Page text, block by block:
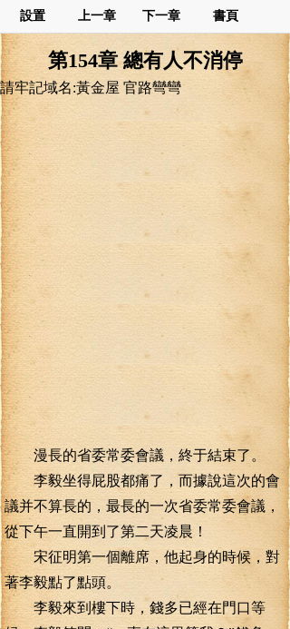
設置 上一章 下一章 書頁
第154章 總有人不消停
請牢記域名:黃金屋 官路彎彎
漫長的省委常委會議，終于結束了。
李毅坐得屁股都痛了，而據說這次的會
議并不算長的，最長的一次省委常委會議，
從下午一直開到了第二天凌晨！
宋征明第一個離席，他起身的時候，對
著李毅點了點頭。
李毅來到樓下時，錢多已經在門口等